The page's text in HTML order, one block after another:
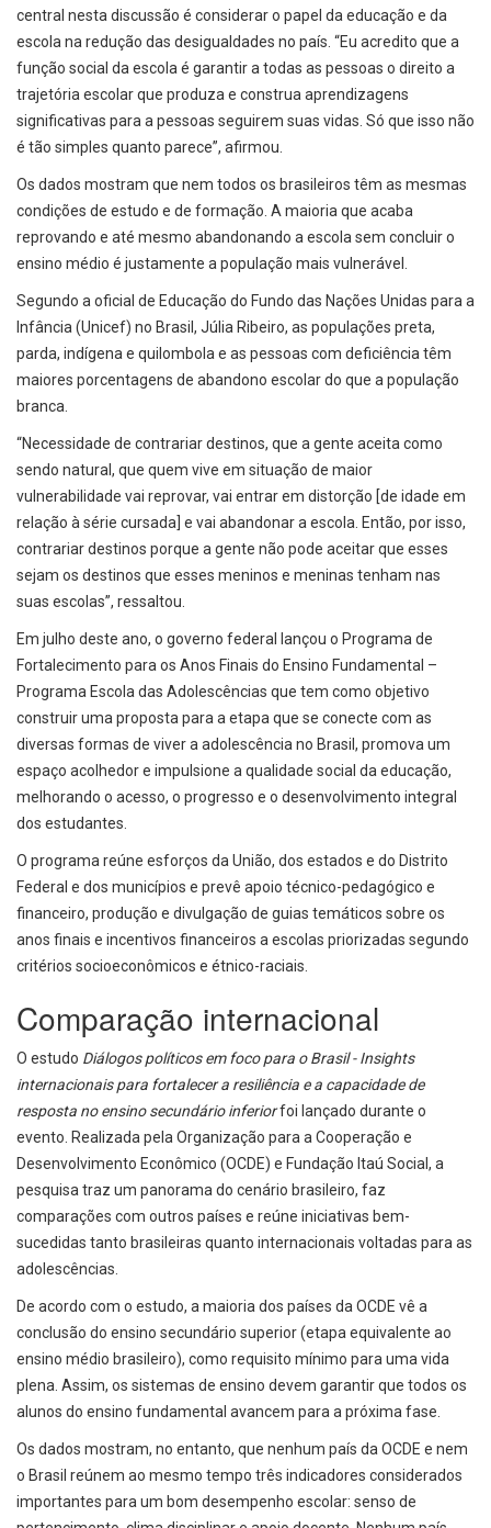
central nesta discussão é considerar o papel da educação e da
escola na redução das desigualdades no país. “Eu acredito que a
função social da escola é garantir a todas as pessoas o direito a
trajetória escolar que produza e construa aprendizagens
significativas para a pessoas seguirem suas vidas. Só que isso não
é tão simples quanto parece”, afirmou.
Os dados mostram que nem todos os brasileiros têm as mesmas
condições de estudo e de formação. A maioria que acaba
reprovando e até mesmo abandonando a escola sem concluir o
ensino médio é justamente a população mais vulnerável.
Segundo a oficial de Educação do Fundo das Nações Unidas para a
Infância (Unicef) no Brasil, Júlia Ribeiro, as populações preta,
parda, indígena e quilombola e as pessoas com deficiência têm
maiores porcentagens de abandono escolar do que a população
branca.
“Necessidade de contrariar destinos, que a gente aceita como
sendo natural, que quem vive em situação de maior
vulnerabilidade vai reprovar, vai entrar em distorção [de idade em
relação à série cursada] e vai abandonar a escola. Então, por isso,
contrariar destinos porque a gente não pode aceitar que esses
sejam os destinos que esses meninos e meninas tenham nas
suas escolas”, ressaltou.
Em julho deste ano, o governo federal lançou o Programa de
Fortalecimento para os Anos Finais do Ensino Fundamental –
Programa Escola das Adolescências que tem como objetivo
construir uma proposta para a etapa que se conecte com as
diversas formas de viver a adolescência no Brasil, promova um
espaço acolhedor e impulsione a qualidade social da educação,
melhorando o acesso, o progresso e o desenvolvimento integral
dos estudantes.
O programa reúne esforços da União, dos estados e do Distrito
Federal e dos municípios e prevê apoio técnico-pedagógico e
financeiro, produção e divulgação de guias temáticos sobre os
anos finais e incentivos financeiros a escolas priorizadas segundo
critérios socioeconômicos e étnico-raciais.
Comparação internacional
O estudo Diálogos políticos em foco para o Brasil - Insights
internacionais para fortalecer a resiliência e a capacidade de
resposta no ensino secundário inferiorfoi lançado durante o
evento. Realizada pela Organização para a Cooperação e
Desenvolvimento Econômico (OCDE) e Fundação Itaú Social, a
pesquisa traz um panorama do cenário brasileiro, faz
comparações com outros países e reúne iniciativas bem-
sucedidas tanto brasileiras quanto internacionais voltadas para as
adolescências.
De acordo com o estudo, a maioria dos países da OCDE vê a
conclusão do ensino secundário superior (etapa equivalente ao
ensino médio brasileiro), como requisito mínimo para uma vida
plena. Assim, os sistemas de ensino devem garantir que todos os
alunos do ensino fundamental avancem para a próxima fase.
Os dados mostram, no entanto, que nenhum país da OCDE e nem
o Brasil reúnem ao mesmo tempo três indicadores considerados
importantes para um bom desempenho escolar: senso de